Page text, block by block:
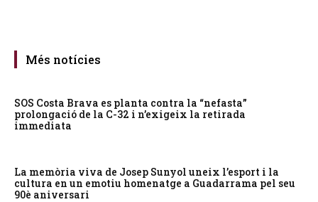
Més notícies
SOS Costa Brava es planta contra la “nefasta”
prolongació de la C-32 i n’exigeix la retirada
immediata
La memòria viva de Josep Sunyol uneix l’esport i la
cultura en un emotiu homenatge a Guadarrama pel seu
90è aniversari